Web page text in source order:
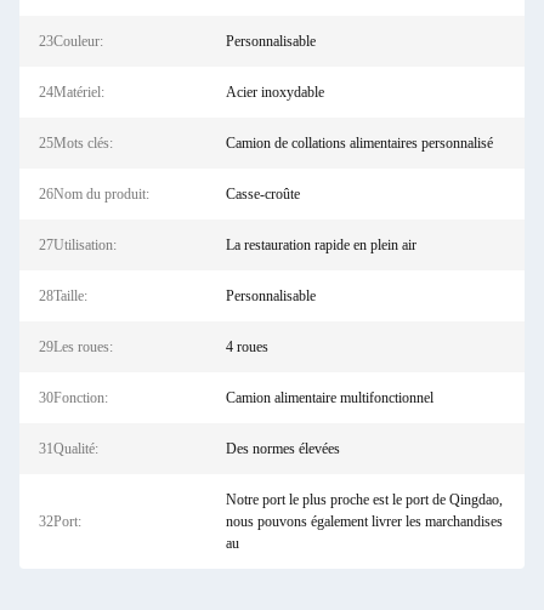
23Couleur: Personnalisable
24Matériel: Acier inoxydable
25Mots clés: Camion de collations alimentaires personnalisé
26Nom du produit: Casse-croûte
27Utilisation: La restauration rapide en plein air
28Taille: Personnalisable
29Les roues: 4 roues
30Fonction: Camion alimentaire multifonctionnel
31Qualité: Des normes élevées
32Port:
Notre port le plus proche est le port de Qingdao,
nous pouvons également livrer les marchandises
au